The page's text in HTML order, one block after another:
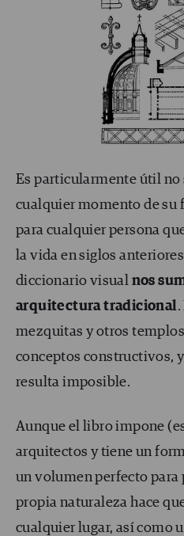
Es particularmente útil no
cualquier momento de
para cualquier persona
la vida en siglos
diccionario visual nos
arquitecturatradicional
mezquitas y otros
conceptos constructivos,
resulta imposible.
Aunque el libro impone
arquitectos y tiene un
un volumen perfecto para
propia naturaleza hace
cualquier lugar, así como